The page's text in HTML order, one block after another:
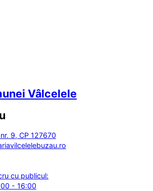
Vâlcelele
9, CP 127670
cu publicul:
- 16:00